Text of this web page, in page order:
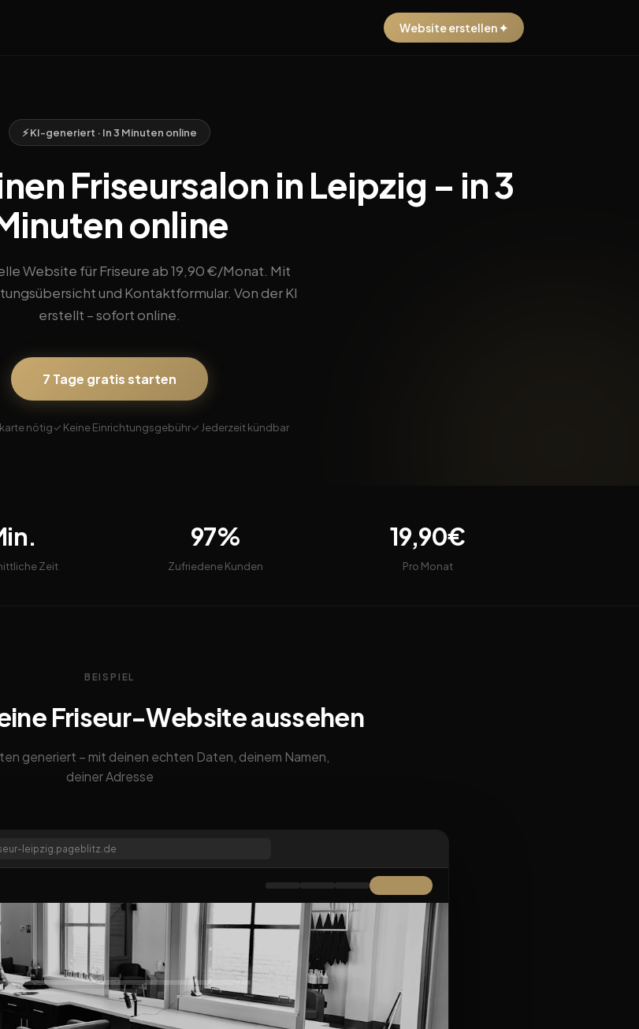
Website erstellen ✦
⚡ KI-generiert · In 3 Minuten online
Friseursalon in Leipzig – in 3
online
Website für Friseure ab 19,90 €/Monat. Mit
und Kontaktformular. Von der KI
erstellt – sofort online.
7 Tage gratis starten
nötig✓ Keine Einrichtungsgebühr✓ Jederzeit kündbar
Zeit
97%
Zufriedene Kunden
19,90€
Pro Monat
BEISPIEL
Friseur-Website aussehen
generiert – mit deinen echten Daten, deinem Namen,
deiner Adresse
leipzig.pageblitz.de